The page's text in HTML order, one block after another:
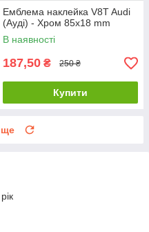
Емблема наклейка V8T Audi
(Ауді) - Хром 85x18 mm
В наявності
187,50 ₴ 250 ₴
Купити
ще